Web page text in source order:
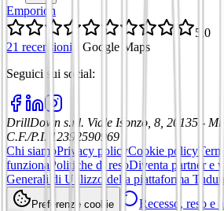
Emporion
5,0
21 recensioni
Google Maps
Seguici sui social:
DrillDown s.r.l. Viale Isonzo, 8, 20135 -
C.F./P.I. 12392590969
Chi siamoPrivacy policyCookie policy
funziona Politiche di resoDiventa partner e
Generali di Utilizzo della piattaforma
Preferenze cookie Recesso, reso e